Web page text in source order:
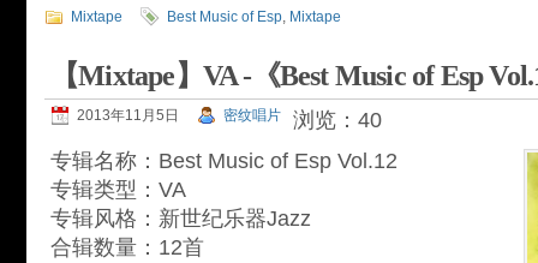
Mixtape Best Music of Esp, Mixtape
【Mixtape】VA -《Best Music of Esp
2013年11月5日 密纹唱片
浏览：40
专辑名称：Best Music of Esp Vol.12
专辑类型：VA
专辑风格：新世纪乐器Jazz
合辑数量：12首